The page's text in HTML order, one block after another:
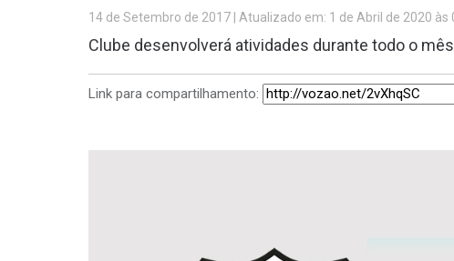
14 de Setembro de 2017 | Atualizado em: 1 de Abril de 2020 às
Clube desenvolverá atividades durante todo o
Link para compartilhamento: